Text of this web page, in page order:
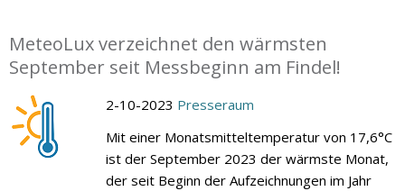
MeteoLux verzeichnet den wärmsten
September seit Messbeginn am Findel!
2-10-2023 Presseraum
Mit einer Monatsmitteltemperatur von 17,6°C
ist der September 2023 der wärmste Monat,
der seit Beginn der Aufzeichnungen im Jahr